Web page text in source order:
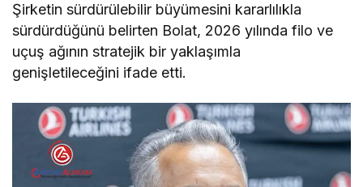
Şirketin sürdürülebilir büyümesini kararlılıkla
sürdürdüğünü belirten Bolat, 2026 yılında filo ve
uçuş ağının stratejik bir yaklaşımla
genişletileceğini ifade etti.